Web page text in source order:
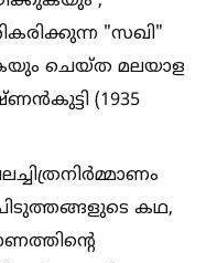
"സഖി"
ചെയ്ത മലയാള
(1935
കഥ,